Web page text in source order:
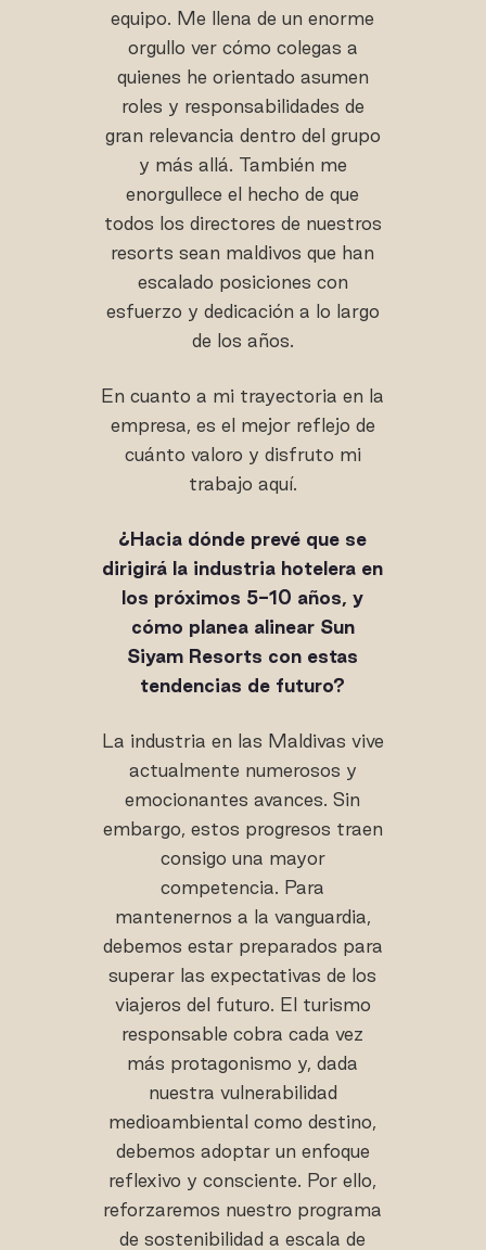
equipo. Me llena de un enorme
orgullo ver cómo colegas a
quienes he orientado asumen
roles y responsabilidades de
gran relevancia dentro del grupo
y más allá. También me
enorgullece el hecho de que
todos los directores de nuestros
resorts sean maldivos que han
escalado posiciones con
esfuerzo y dedicación a lo largo
de los años.
En cuanto a mi trayectoria en la
empresa, es el mejor reflejo de
cuánto valoro y disfruto mi
trabajo aquí.
¿Hacia dónde prevé que se
dirigirá la industria hotelera en
los próximos 5-10 años, y
cómo planea alinear Sun
Siyam Resorts con estas
tendencias de futuro?
La industria en las Maldivas vive
actualmente numerosos y
emocionantes avances. Sin
embargo, estos progresos traen
consigo una mayor
competencia. Para
mantenernos a la vanguardia,
debemos estar preparados para
superar las expectativas de los
viajeros del futuro. El turismo
responsable cobra cada vez
más protagonismo y, dada
nuestra vulnerabilidad
medioambiental como destino,
debemos adoptar un enfoque
reflexivo y consciente. Por ello,
reforzaremos nuestro programa
de sostenibilidad a escala de